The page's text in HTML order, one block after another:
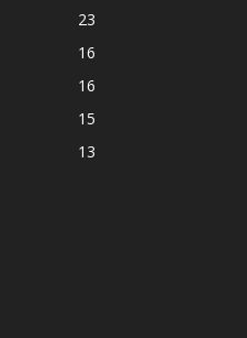
23
16
16
15
13